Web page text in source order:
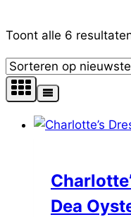
Tekst zoekopdracht
Productcategorieën
Toont alle 6
Dea